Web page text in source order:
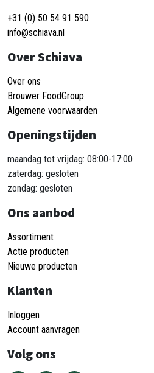
+31 (0) 50 54 91 590
info@schiava.nl
Over Schiava
Over ons
Brouwer FoodGroup
Algemene voorwaarden
Openingstijden
maandag tot vrijdag: 08:00-17:00
zaterdag: gesloten
zondag: gesloten
Ons aanbod
Assortiment
Actie producten
Nieuwe producten
Klanten
Inloggen
Account aanvragen
Volg ons